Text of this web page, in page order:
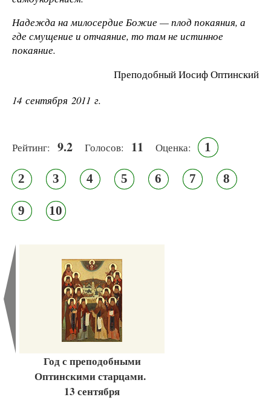
Надежда на милосердие Божие — плод покаяния, а
где смущение и отчаяние, то там не истинное
покаяние.
Преподобный Иосиф Оптинский
14 сентября 2011 г.
Рейтинг: 9.2 Голосов: 11 Оценка: 1
2 3 4 5 6 7 8
9 10
Год с преподобными
Оптинскими старцами.
13 сентября